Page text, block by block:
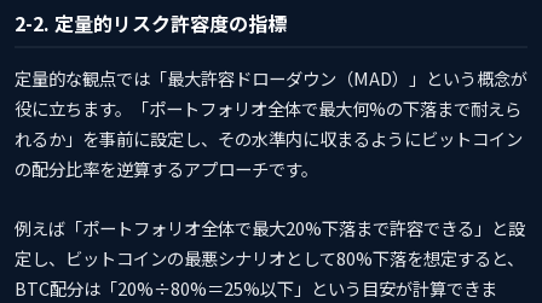
2-2. 定量的リスク許容度の指標
定量的な観点では「最大許容ドローダウン（MAD）」という概念が
役に立ちます。「ポートフォリオ全体で最大何%の下落まで耐えら
れるか」を事前に設定し、その水準内に収まるようにビットコイン
の配分比率を逆算するアプローチです。
例えば「ポートフォリオ全体で最大20%下落まで許容できる」と設
定し、ビットコインの最悪シナリオとして80%下落を想定すると、
BTC配分は「20%÷80%＝25%以下」という目安が計算できま